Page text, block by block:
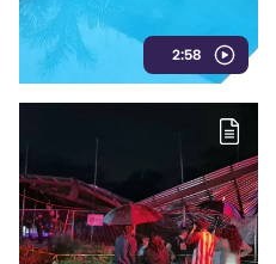
2:58